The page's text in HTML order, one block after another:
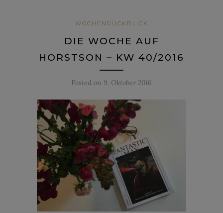
WOCHENRÜCKBLICK
DIE WOCHE AUF
HORSTSON – KW 40/2016
Posted on 9. Oktober 2016